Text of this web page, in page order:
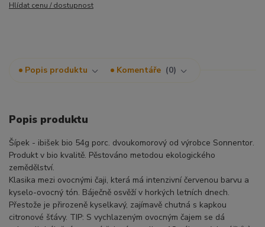
Hlídat cenu / dostupnost
Popis produktu Komentáře 0
Popis produktu
Šípek - ibišek bio 54g porc. dvoukomorový od výrobce Sonnentor.
Produkt v bio kvalitě. Pěstováno metodou ekologického
zemědělství.
Klasika mezi ovocnými čaji, která má intenzivní červenou barvu a
kyselo-ovocný tón. Báječně osvěží v horkých letních dnech.
Přestože je přirozeně kyselkavý, zajímavě chutná s kapkou
citronové šťávy. TIP: S vychlazeným ovocným čajem se dá